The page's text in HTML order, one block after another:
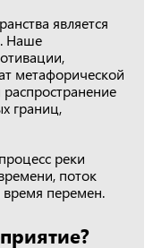
является
Наше
метафорической
границ,
реки
поток
перемен.